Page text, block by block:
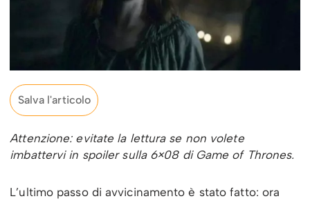
Salva l'articolo
Attenzione: evitate la lettura se non volete
imbattervi in spoiler sulla 6×08 di Game of Thrones.
L’ultimo passo di avvicinamento è stato fatto: ora